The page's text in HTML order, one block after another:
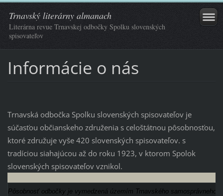
Trnavský literárny almanach
Literárna revue Trnavskej odbočky Spolku slovenských
spisovateľov
Informácie o nás
Trnavská odbočka Spolku slovenských spisovateľov je
súčasťou občianskeho združenia s celoštátnou pôsobnosťou,
ktoré združuje vyše 420 slovenských spisovateľov. s
tradíciou siahajúcou až do roku 1923, v ktorom Spolok
slovenských spisovateľov vznikol.
Pôsobnosť odbočky je vymedzená územím Trnavského samosprávneho